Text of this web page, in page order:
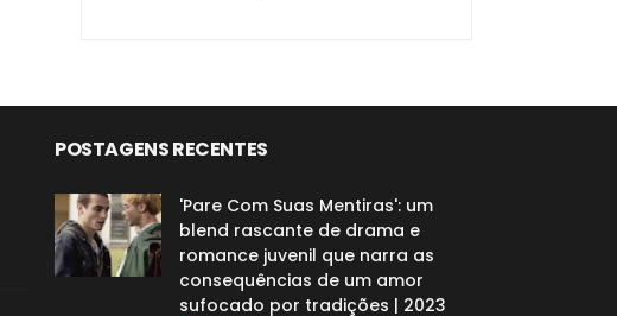
POSTAGENS RECENTES
'Pare Com Suas Mentiras': um
blend rascante de drama e
romance juvenil que narra as
consequências de um amor
sufocado por tradições | 2023